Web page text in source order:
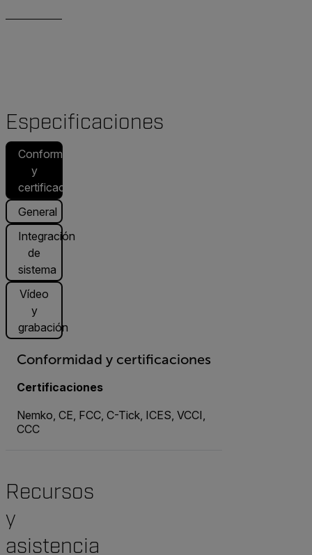
Especificaciones
Conformidad
y
certificaciones
General
Integración
de
sistema
Vídeo
y
grabación
Conformidad y certificaciones
Certificaciones
Nemko, CE, FCC, C-Tick, ICES, VCCI,
CCC
Recursos
y
asistencia